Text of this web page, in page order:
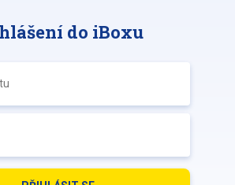
do iBoxu